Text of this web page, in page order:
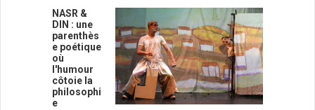
NASR &
DIN : une
parenthès
e poétique
où
l'humour
côtoie la
philosophi
e